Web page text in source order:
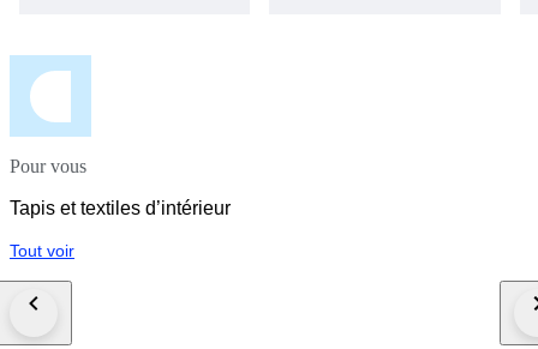
Pour vous
Tapis et textiles d’intérieur
Tout voir